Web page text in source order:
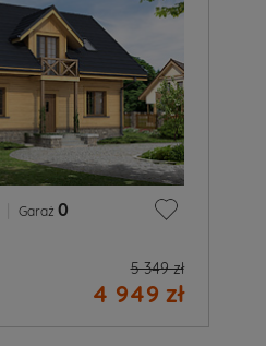
Garaż 0
5 349 zł
4 949 zł